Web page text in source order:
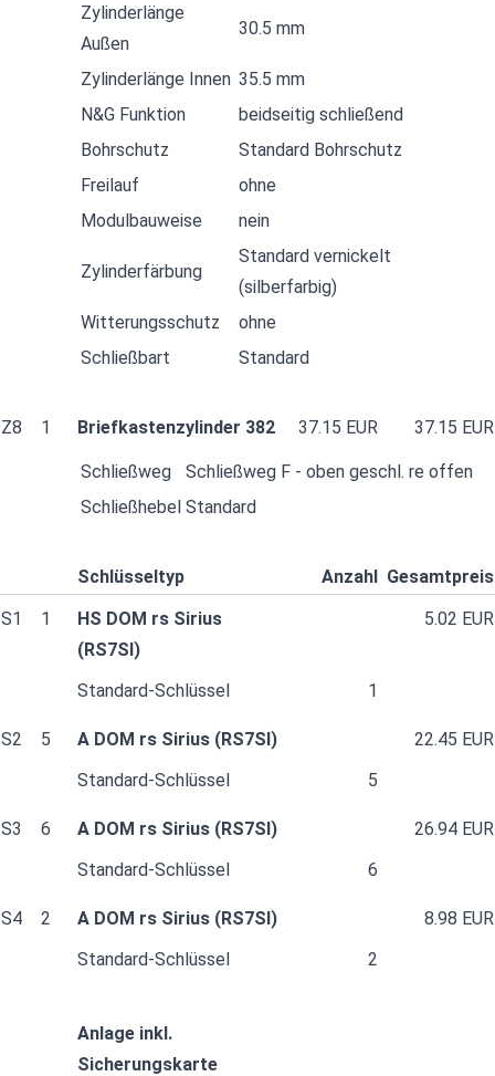
Zylinderlänge
Außen
30.5 mm
Zylinderlänge Innen 35.5 mm
N&G Funktion
beidseitig schließend
Bohrschutz
Standard Bohrschutz
Freilauf
ohne
Modulbauweise
nein
Zylinderfärbung
Standard vernickelt
(silberfarbig)
Witterungsschutz
ohne
Schließbart
Standard
Z8 1 Briefkastenzylinder 382 37.15 EUR 37.15 EUR
Schließweg
Schließweg F - oben geschl. re offen
Schließhebel Standard
Schlüsseltyp Anzahl Gesamtpreis
S1
1
HS DOM rs Sirius
(RS7SI)
5.02 EUR
Standard-Schlüssel 1
S2 5 A DOM rs Sirius (RS7SI)
22.45 EUR
Standard-Schlüssel
5
S3 6 A DOM rs Sirius (RS7SI)
26.94 EUR
Standard-Schlüssel
6
S4 2 A DOM rs Sirius (RS7SI)
8.98 EUR
Standard-Schlüssel
2
Anlage inkl.
Sicherungskarte